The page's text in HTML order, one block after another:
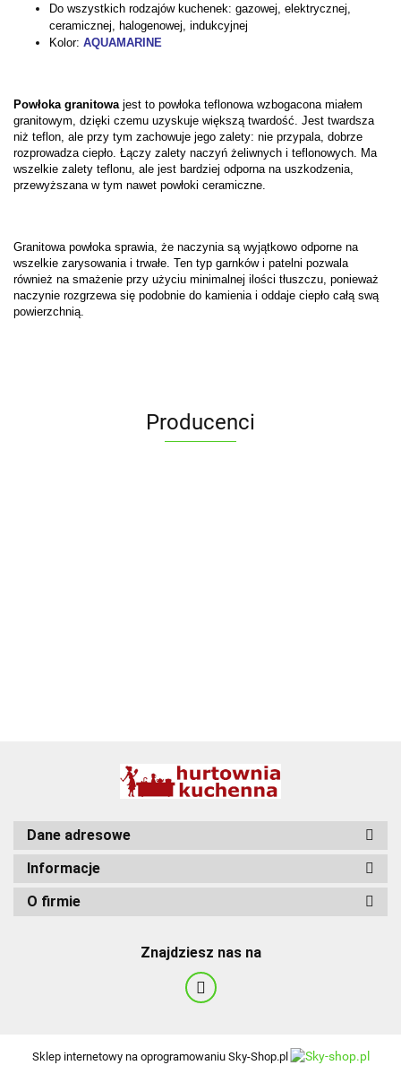
Do wszystkich rodzajów kuchenek: gazowej, elektrycznej,
ceramicznej, halogenowej, indukcyjnej
Kolor: AQUAMARINE
Powłoka granitowa jest to powłoka teflonowa wzbogacona miałem
granitowym, dzięki czemu uzyskuje większą twardość. Jest twardsza
niż teflon, ale przy tym zachowuje jego zalety: nie przypala, dobrze
rozprowadza ciepło. Łączy zalety naczyń żeliwnych i teflonowych. Ma
wszelkie zalety teflonu, ale jest bardziej odporna na uszkodzenia,
przewyższana w tym nawet powłoki ceramiczne.
Granitowa powłoka sprawia, że naczynia są wyjątkowo odporne na
wszelkie zarysowania i trwałe. Ten typ garnków i patelni pozwala
również na smażenie przy użyciu minimalnej ilości tłuszczu, ponieważ
naczynie rozgrzewa się podobnie do kamienia i oddaje ciepło całą swą
powierzchnią.
Producenci
Dane adresowe
Informacje
O firmie
Znajdziesz nas na
Sklep internetowy na oprogramowaniu Sky-Shop.pl